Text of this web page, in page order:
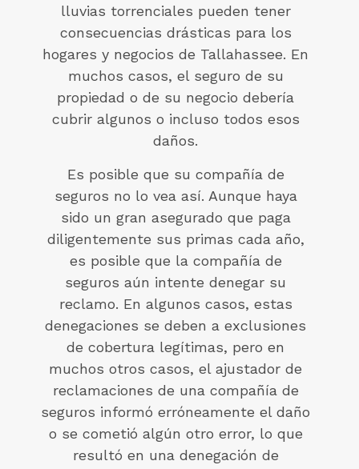
lluvias torrenciales pueden tener
consecuencias drásticas para los
hogares y negocios de Tallahassee. En
muchos casos, el seguro de su
propiedad o de su negocio debería
cubrir algunos o incluso todos esos
daños.
Es posible que su compañía de
seguros no lo vea así. Aunque haya
sido un gran asegurado que paga
diligentemente sus primas cada año,
es posible que la compañía de
seguros aún intente denegar su
reclamo. En algunos casos, estas
denegaciones se deben a exclusiones
de cobertura legítimas, pero en
muchos otros casos, el ajustador de
reclamaciones de una compañía de
seguros informó erróneamente el daño
o se cometió algún otro error, lo que
resultó en una denegación de